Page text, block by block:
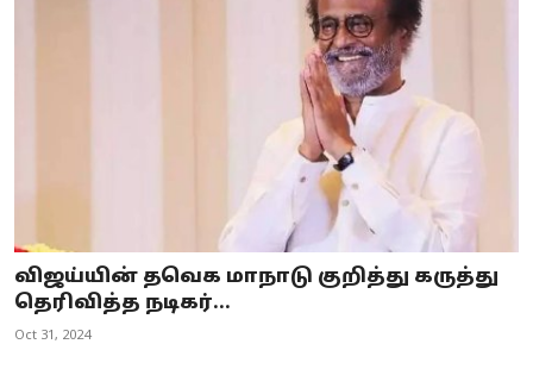
விஜய்யின் தவெக மாநாடு குறித்து கருத்து
தெரிவித்த நடிகர்...
Oct 31, 2024